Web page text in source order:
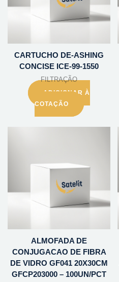
CARTUCHO DE-ASHING
CONCISE ICE-99-1550
FILTRAÇÃO
ADICIONAR À
COTAÇÃO
ALMOFADA DE
CONJUGACAO DE FIBRA
DE VIDRO GF041 20X30CM
GFCP203000 – 100UN/PCT